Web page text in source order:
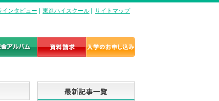
インタビュー 東進ハイスクール サイトマップ